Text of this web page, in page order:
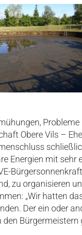
Obere Vils –
Energien mit
zu organisieren
„Wir hatten
Der ein oder
Bürgermeistern